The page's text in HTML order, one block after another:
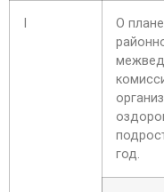
О
год.